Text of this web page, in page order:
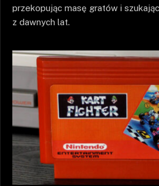
przekopując masę gratów i
z dawnych lat.